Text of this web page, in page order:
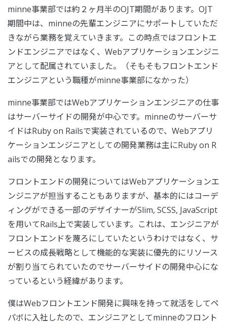
minne事業部では約２ヶ月半のOJT期間があります。OJT
期間中は、minneの先輩エンジニアにサポートしていただ
きながら業務を覚えていきます。この時点ではフロントエ
ンドエンジニアではなく、Webアプリケーションエンジニ
アとして配属されていました。（そもそもフロントエンド
エンジニアという職種がminne事業部になかった）
minne事業部ではWebアプリケーションエンジニアの仕事
はサーバーサイドの開発が中心です。minneのサーバーサ
イドはRuby on Railsで実装されているので、Webアプリ
ケーションエンジニアとしての開発業務は主にRuby on R
ailsでの開発となります。
フロントエンドの開発についてはWebアプリケーションエ
ンジニアが担当することもありますが、基本的にはコーデ
ィングができる一部のデザイナーがSlim, SCSS, JavaScript
を用いてRails上で実装しています。これは、エンジニアが
フロントエンドを蔑ろにしていたというわけではなく、サ
ービスの成長戦略として機能的な実装に優先的にリソース
が割り当てられていたのでサーバーサイドの開発中心にな
っているという経緯があります。
僕はWebフロントエンド開発に興味を持って就活をしてペ
パボに入社したので、エンジニアとしてminneのフロント